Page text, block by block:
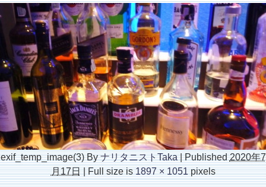
exif_temp_image(3) By ナリタニストTaka | Published 2020年7
月17日 |Full size is1897 × 1051pixels